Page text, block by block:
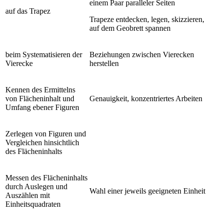
auf das Trapez
einem Paar paralleler Seiten
Trapeze entdecken, legen, skizzieren,
auf dem Geobrett spannen
beim Systematisieren der
Vierecke
Beziehungen zwischen Vierecken
herstellen
Kennen des Ermittelns
von Flächeninhalt und
Umfang ebener Figuren
Genauigkeit, konzentriertes Arbeiten
Zerlegen von Figuren und
Vergleichen hinsichtlich
des Flächeninhalts
Messen des Flächeninhalts
durch Auslegen und
Auszählen mit
Einheitsquadraten
Wahl einer jeweils geeigneten Einheit